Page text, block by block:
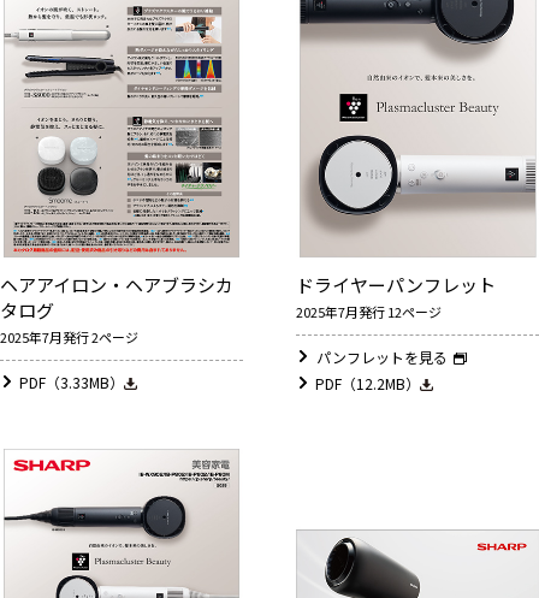
ヘアアイロン・ヘアブラシカ
タログ
2025年7月発行 2ページ
PDF（3.33MB）
ドライヤーパンフレット
2025年7月発行 12ページ
パンフレットを見る
PDF（12.2MB）